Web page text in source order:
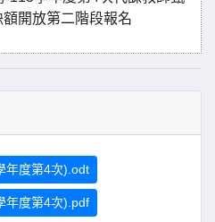
開放第二階段報名
年度第4次).odt
年度第4次).pdf